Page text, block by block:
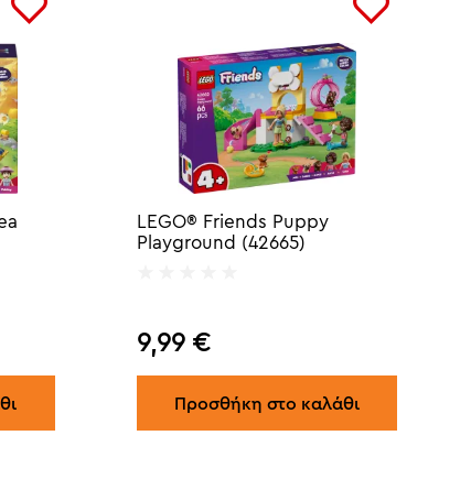
LEGO® Friends Puppy
Playground (42665)
9,99€
Προσθήκη στο καλάθι